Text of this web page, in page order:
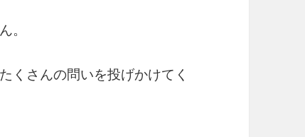
。
くさんの問いを投げかけてく